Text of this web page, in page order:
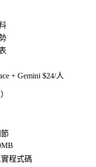
+ Gemini $24/人
程式碼